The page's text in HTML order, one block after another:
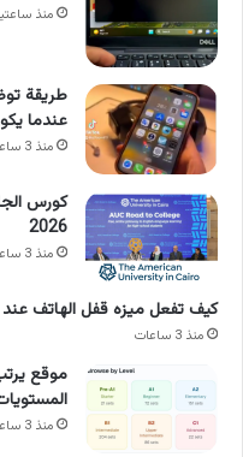
منذ
طريقة
عندما
منذ 3 ساعات
كورس
2026
منذ 3 ساعات
كيف تفعل ميزه قفل الهاتف
منذ 3 ساعات
موقع
منذ 3 ساعات